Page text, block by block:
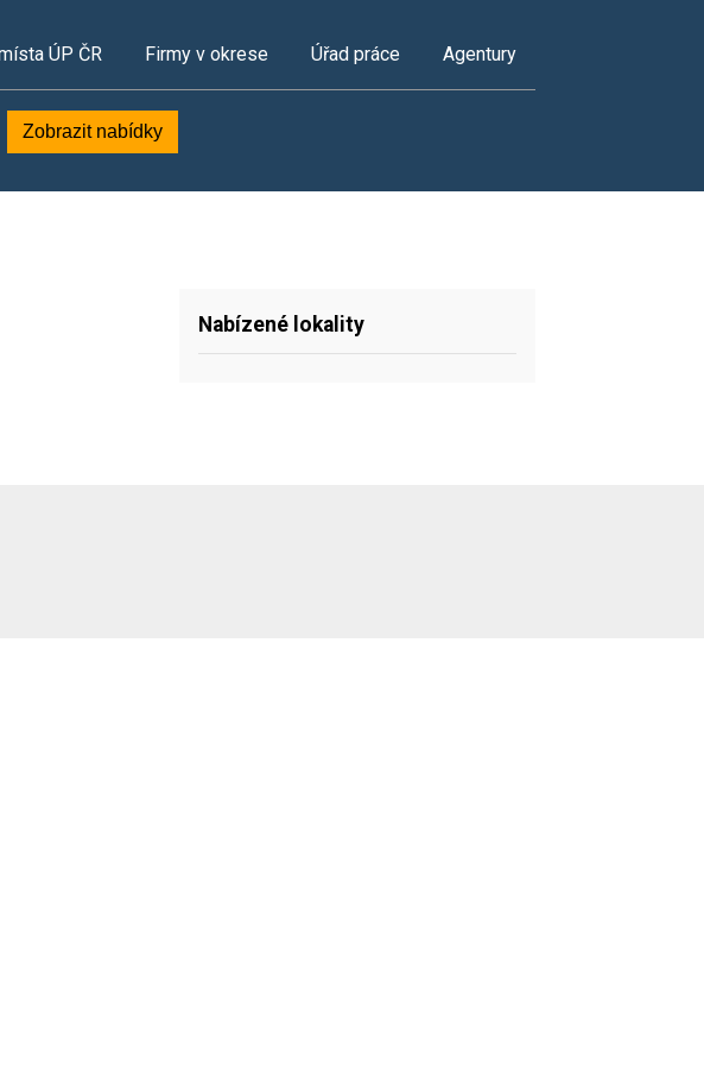
ÚP ČR Firmy v okrese Úřad práce Agentury
Zobrazit nabídky
Nabízené lokality